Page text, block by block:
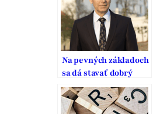
Na pevných základoch
sa dá stavať dobrý
domov